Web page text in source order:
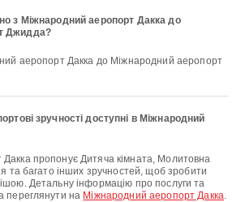
з Міжнародний аеропорт Дакка до
Джидда?
зручності доступні в Міжнародний
та багато інших зручностей, щоб зробити
Детальну інформацію про послуги та
переглянути на Міжнародний аеропорт Дакка.